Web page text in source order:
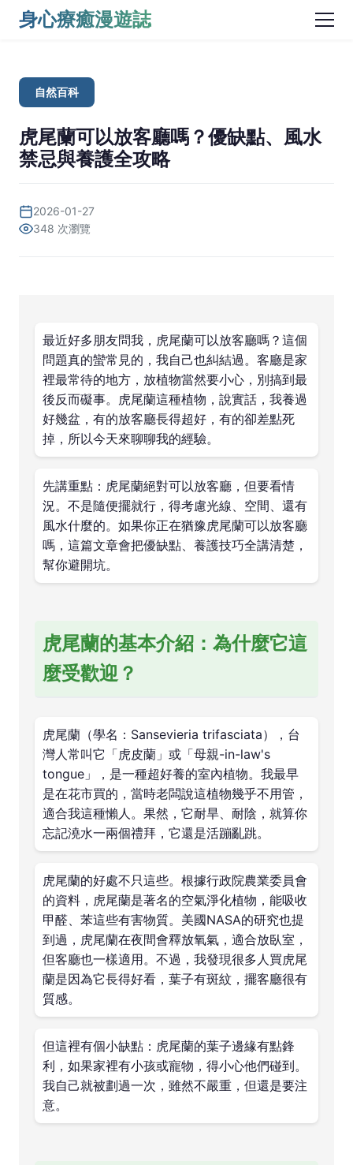
身心療癒漫遊誌
自然百科
虎尾蘭可以放客廳嗎？優缺點、風水
禁忌與養護全攻略
2026-01-27
348 次瀏覽
最近好多朋友問我，虎尾蘭可以放客廳嗎？這個
問題真的蠻常見的，我自己也糾結過。客廳是家
裡最常待的地方，放植物當然要小心，別搞到最
後反而礙事。虎尾蘭這種植物，說實話，我養過
好幾盆，有的放客廳長得超好，有的卻差點死
掉，所以今天來聊聊我的經驗。
先講重點：虎尾蘭絕對可以放客廳，但要看情
況。不是隨便擺就行，得考慮光線、空間、還有
風水什麼的。如果你正在猶豫虎尾蘭可以放客廳
嗎，這篇文章會把優缺點、養護技巧全講清楚，
幫你避開坑。
虎尾蘭的基本介紹：為什麼它這
麼受歡迎？
虎尾蘭（學名：Sansevieria trifasciata），台
灣人常叫它「虎皮蘭」或「母親-in-law's
tongue」，是一種超好養的室內植物。我最早
是在花市買的，當時老闆說這植物幾乎不用管，
適合我這種懶人。果然，它耐旱、耐陰，就算你
忘記澆水一兩個禮拜，它還是活蹦亂跳。
虎尾蘭的好處不只這些。根據行政院農業委員會
的資料，虎尾蘭是著名的空氣淨化植物，能吸收
甲醛、苯這些有害物質。美國NASA的研究也提
到過，虎尾蘭在夜間會釋放氧氣，適合放臥室，
但客廳也一樣適用。不過，我發現很多人買虎尾
蘭是因為它長得好看，葉子有斑紋，擺客廳很有
質感。
但這裡有個小缺點：虎尾蘭的葉子邊緣有點鋒
利，如果家裡有小孩或寵物，得小心他們碰到。
我自己就被劃過一次，雖然不嚴重，但還是要注
意。